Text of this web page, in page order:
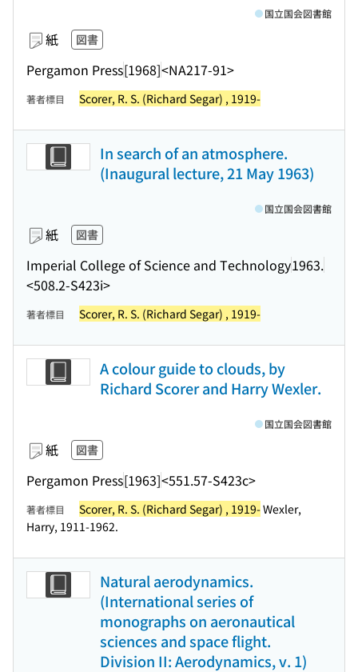
紙 図書
Pergamon Press[1968]<NA217-91>
国立国会図書館
著者標目 Scorer, R. S. (Richard Segar) , 1919-
In search of an atmosphere.
(Inaugural lecture, 21 May 1963)
紙 図書
Imperial College of Science and Technology1963.
<508.2-S423i>
国立国会図書館
著者標目 Scorer, R. S. (Richard Segar) , 1919-
A colour guide to clouds, by
Richard Scorer and Harry Wexler.
紙 図書
Pergamon Press[1963]<551.57-S423c>
国立国会図書館
著者標目 Scorer, R. S. (Richard Segar) , 1919-Wexler,
Harry, 1911-1962.
Natural aerodynamics.
(International series of
monographs on aeronautical
sciences and space flight.
Division II: Aerodynamics, v. 1)